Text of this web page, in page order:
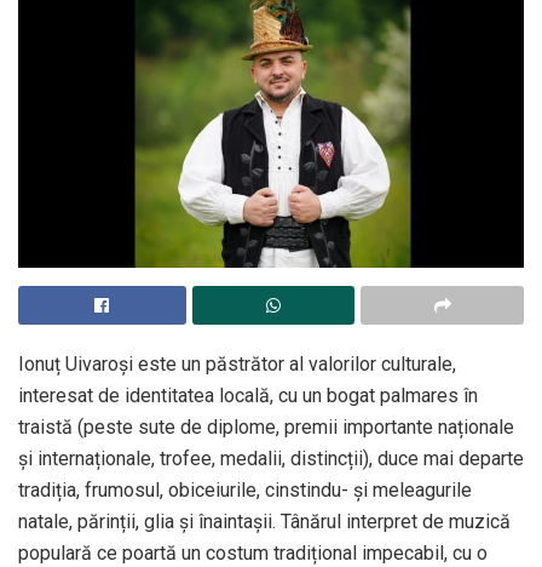
Ionuț Uivaroşi este un păstrător al valorilor culturale,
interesat de identitatea locală, cu un bogat palmares în
traistă (peste sute de diplome, premii importante naționale
și internaționale, trofee, medalii, distincții), duce mai departe
tradiția, frumosul, obiceiurile, cinstindu- și meleagurile
natale, părinții, glia și înaintașii. Tânărul interpret de muzică
populară ce poartă un costum tradițional impecabil, cu o